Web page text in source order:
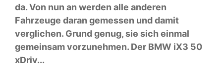
da. Von nun an werden alle anderen
Fahrzeuge daran gemessen und damit
verglichen. Grund genug, sie sich einmal
gemeinsam vorzunehmen. Der BMW iX3 50
xDriv...